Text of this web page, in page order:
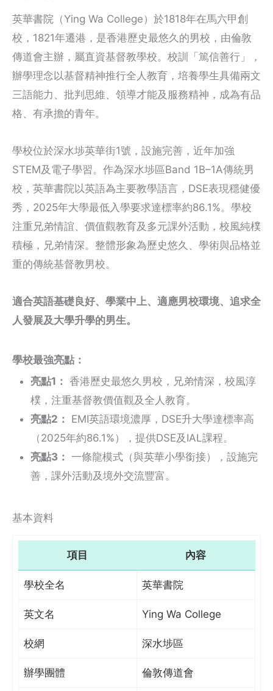
英華書院（Ying Wa College）於1818年在馬六甲創
校，1821年遷港，是香港歷史最悠久的男校，由倫敦
傳道會主辦，屬直資基督教學校。校訓「篤信善行」，
辦學理念以基督精神推行全人教育，培養學生具備兩文
三語能力、批判思維、領導才能及服務精神，成為有品
格、有承擔的青年。
學校位於深水埗英華街1號，設施完善，近年加強
STEM及電子學習。作為深水埗區Band 1B–1A傳統男
校，英華書院以英語為主要教學語言，DSE表現穩健優
秀，2025年大學最低入學要求達標率約86.1%。學校
注重兄弟情誼、價值觀教育及多元課外活動，校風純樸
積極，兄弟情深。整體形象為歷史悠久、學術與品格並
重的傳統基督教男校。
適合英語基礎良好、學業中上、適應男校環境、追求全
人發展及大學升學的男生。
學校最強亮點：
亮點1： 香港歷史最悠久男校，兄弟情深，校風淳
樸，注重基督教價值觀及全人教育。
亮點2：
EMI英語環境濃厚，DSE升大學達標率高
（2025年約86.1%），提供DSE及IAL課程。
亮點3： 一條龍模式（與英華小學銜接），設施完
善，課外活動及境外交流豐富。
基本資料
項目 內容
學校全名 英華書院
英文名 Ying Wa College
校網 深水埗區
辦學團體 倫敦傳道會